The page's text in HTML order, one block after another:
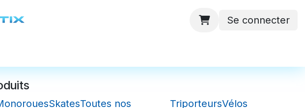
Se connecter
SkatesToutes nos
TriporteursVélos